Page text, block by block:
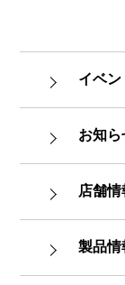
イベン
お知ら
店舗情
製品情